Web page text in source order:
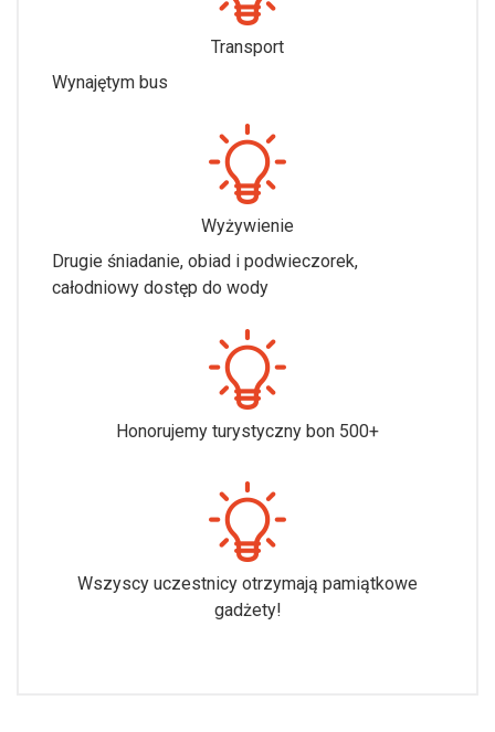
Transport
Wynajętym bus
Wyżywienie
Drugie śniadanie, obiad i podwieczorek,
całodniowy dostęp do wody
Honorujemy turystyczny bon 500+
Wszyscy uczestnicy otrzymają pamiątkowe
gadżety!